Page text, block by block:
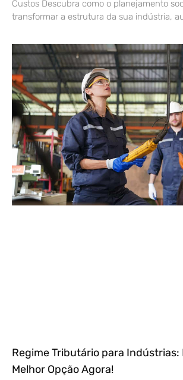
Custos Descubra como o planejamento
transformar a estrutura da sua indústria,
Regime Tributário para Indústrias:
Melhor Opção Agora!